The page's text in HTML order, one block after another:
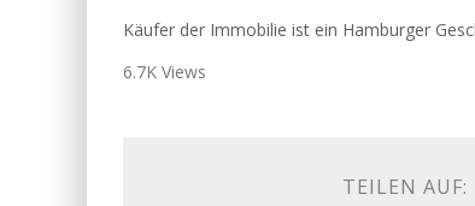
Käufer der Immobilie ist ein Hamburger
6.7K Views
TEILEN AUF: